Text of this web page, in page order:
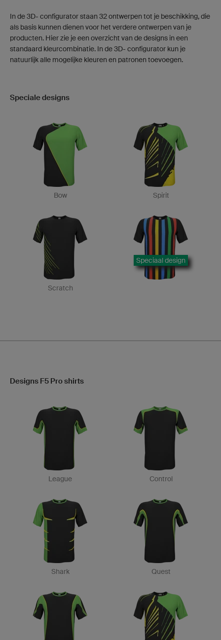
In de 3D- configurator staan 32 ontwerpen tot je beschikking, die
als basis kunnen dienen voor het verdere ontwerpen van je
producten. Hier zie je een overzicht van de designs in een
standaard kleurcombinatie. In de 3D- configurator kun je
natuurlijk alle mogelijke kleuren en patronen toevoegen.
Speciale designs
Bow Spirit
Scratch
Speciaal design
Designs F5 Pro shirts
League Control
Shark Quest